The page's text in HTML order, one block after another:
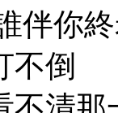
伴你
不倒